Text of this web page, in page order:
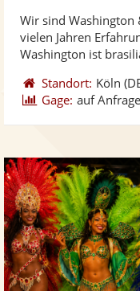
Wir sind Washington
vielen Jahren
Washington ist
Standort: Köln
Gage: auf Anfrage